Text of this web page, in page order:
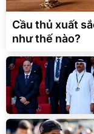
Cầu thủ xuất
như thế nào?